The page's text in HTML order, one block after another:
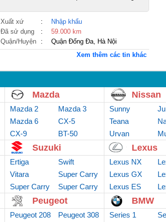
Xuất xứ :
Nhập khẩu
Đã sử dụng :
59.000 km
Quận/Huyện : Quận Đống Đa, Hà Nội
Xem thêm các tin khác
Mazda
Mazda 2
Mazda 3
Mazda 6
CX-5
CX-9
BT-50
Nissan
Sunny
Teana
Urvan
Suzuki
Ertiga
Swift
Vitara
Super Carry
Van
Super Carry
truck
Super Carry
Pro
Lexus
Lexus NX
Lexus GX
Lexus ES
Peugeot
Peugeot 208 Peugeot 308
BMW
Series 1